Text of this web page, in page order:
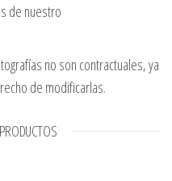
de nuestro
no son contractuales, ya
de modificarlas.